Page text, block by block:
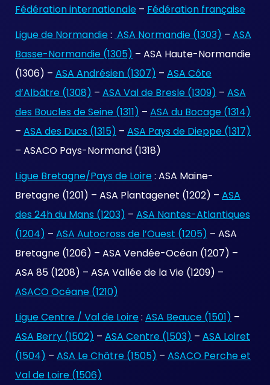
Fédération internationale – Fédération française
Ligue de Normandie : ASA Normandie (1303) – ASA
Basse-Normandie (1305) – ASA Haute-Normandie
(1306) – ASA Andrésien (1307) – ASA Côte
d’Albâtre (1308) – ASA Val de Bresle (1309) – ASA
des Boucles de Seine (1311) – ASA du Bocage (1314)
– ASA des Ducs (1315) – ASA Pays de Dieppe (1317)
– ASACO Pays-Normand (1318)
Ligue Bretagne/Pays de Loire : ASA Maine-
Bretagne (1201) – ASA Plantagenet (1202) – ASA
des 24h du Mans (1203) – ASA Nantes-Atlantiques
(1204) – ASA Autocross de l’Ouest (1205) – ASA
Bretagne (1206) – ASA Vendée-Océan (1207) –
ASA 85 (1208) – ASA Vallée de la Vie (1209) –
ASACO Océane (1210)
Ligue Centre / Val de Loire : ASA Beauce (1501) –
ASA Berry (1502) – ASA Centre (1503) – ASA Loiret
(1504) – ASA Le Châtre (1505) – ASACO Perche et
Val de Loire (1506)